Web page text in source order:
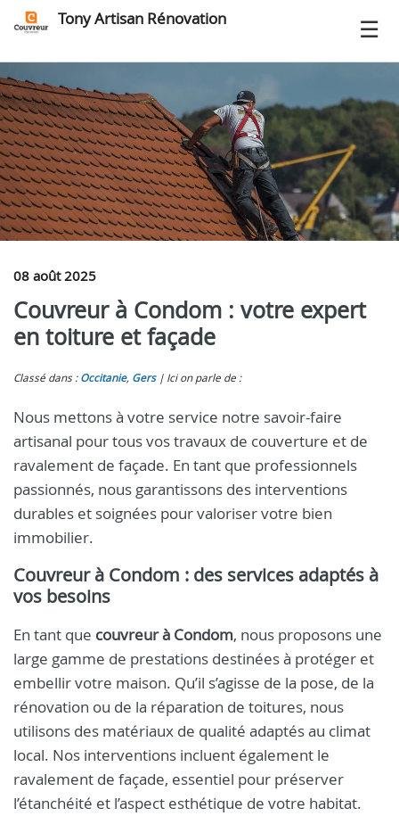
Tony Artisan Rénovation
08 août 2025
Couvreur à Condom : votre expert
en toiture et façade
Classé dans : Occitanie, Gers Ici on parle de :
Nous mettons à votre service notre savoir-faire
artisanal pour tous vos travaux de couverture et de
ravalement de façade. En tant que professionnels
passionnés, nous garantissons des interventions
durables et soignées pour valoriser votre bien
immobilier.
Couvreur à Condom : des services adaptés à
vos besoins
En tant que couvreur à Condom, nous proposons une
large gamme de prestations destinées à protéger et
embellir votre maison. Qu’il s’agisse de la pose, de la
rénovation ou de la réparation de toitures, nous
utilisons des matériaux de qualité adaptés au climat
local. Nos interventions incluent également le
ravalement de façade, essentiel pour préserver
l’étanchéité et l’aspect esthétique de votre habitat.